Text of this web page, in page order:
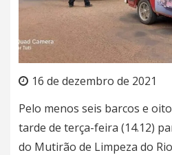
16 de dezembro de 2021
Pelo menos seis barcos e
tarde de terça-feira (14.12)
do Mutirão de Limpeza do